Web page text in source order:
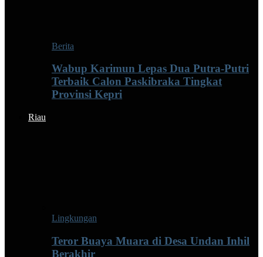
Berita
Wabup Karimun Lepas Dua Putra-Putri
Terbaik Calon Paskibraka Tingkat
Provinsi Kepri
Riau
Lingkungan
Teror Buaya Muara di Desa Undan Inhil
Berakhir